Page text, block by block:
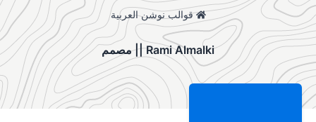
قوالب نوشن العربية
Rami Almalki || مصمم